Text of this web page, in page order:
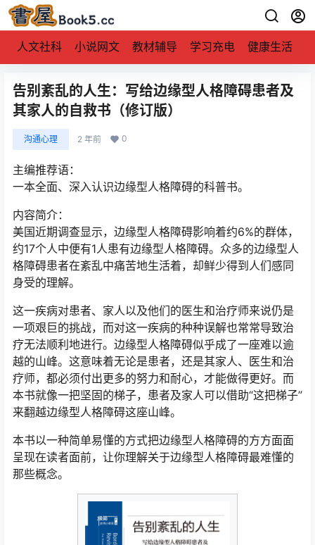
人文社科 小说网文 教材辅导 学习充电 健康生活
告别紊乱的人生：写给边缘型人格障碍患者及
其家人的自救书（修订版）
沟通心理 2 年前 0
主编推荐语：
一本全面、深入认识边缘型人格障碍的科普书。
内容简介：
美国近期调查显示，边缘型人格障碍影响着约6%的群体，
约17个人中便有1人患有边缘型人格障碍。众多的边缘型人
格障碍患者在紊乱中痛苦地生活着，却鲜少得到人们感同
身受的理解。
这一疾病对患者、家人以及他们的医生和治疗师来说仍是
一项艰巨的挑战，而对这一疾病的种种误解也常常导致治
疗无法顺利地进行。边缘型人格障碍似乎成了一座难以逾
越的山峰。这意味着无论是患者，还是其家人、医生和治
疗师，都必须付出更多的努力和耐心，才能做得更好。而
本书就像一把坚固的梯子，患者及家人可以借助“这把梯子”
来翻越边缘型人格障碍这座山峰。
本书以一种简单易懂的方式把边缘型人格障碍的方方面面
呈现在读者面前，让你理解关于边缘型人格障碍最难懂的
那些概念。